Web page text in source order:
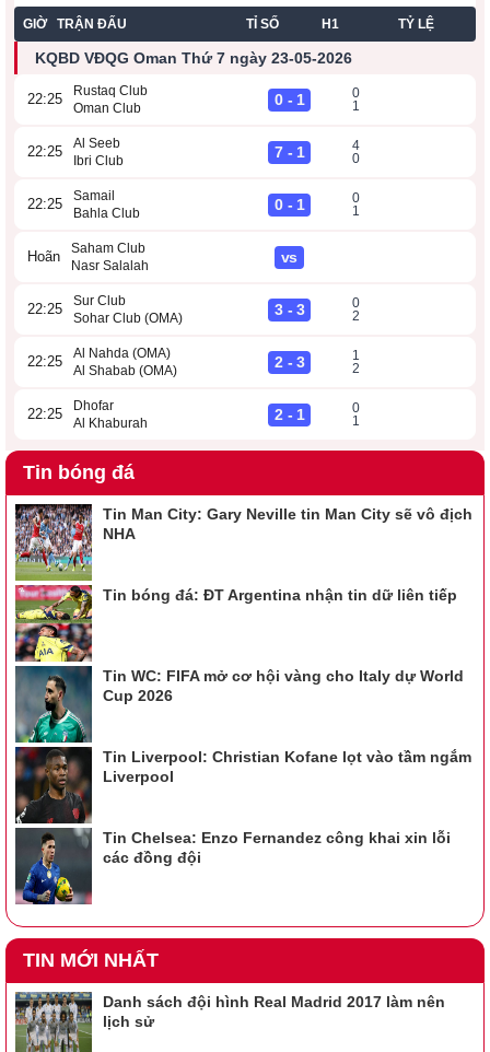
GIỜ TRẬN ĐẤU TỈ SỐ H1 TỶ LỆ
KQBD VĐQG Oman Thứ 7 ngày 23-05-2026
22:25
Rustaq Club
Oman Club
0 - 1
0
1
22:25
Al Seeb
Ibri Club
7 - 1
4
0
22:25
Samail
Bahla Club
0 - 1
0
1
Hoãn
Saham Club
Nasr Salalah
vs
22:25
Sur Club
Sohar Club (OMA)
3 - 3
0
2
22:25
Al Nahda (OMA)
Al Shabab (OMA)
2 - 3
1
2
22:25
Dhofar
Al Khaburah
2 - 1
0
1
Tin bóng đá
Tin Man City: Gary Neville tin Man City sẽ vô địch
NHA
Tin bóng đá: ĐT Argentina nhận tin dữ liên tiếp
Tin WC: FIFA mở cơ hội vàng cho Italy dự World
Cup 2026
Tin Liverpool: Christian Kofane lọt vào tầm ngắm
Liverpool
Tin Chelsea: Enzo Fernandez công khai xin lỗi
các đồng đội
TIN MỚI NHẤT
Danh sách đội hình Real Madrid 2017 làm nên
lịch sử